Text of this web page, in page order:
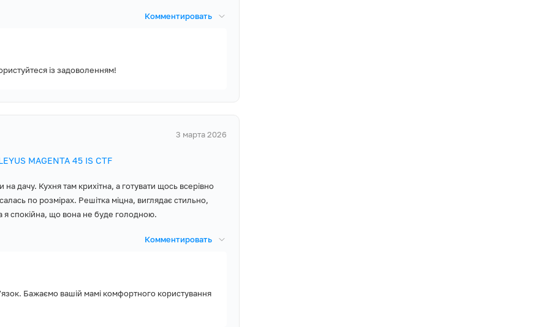
Комментировать
із задоволенням!
3 марта 2026
MAGENTA 45 IS CTF
дачу. Кухня там крихітна, а готувати щось всерівно
по розмірах. Решітка міцна, виглядає стильно,
я спокійна, що вона не буде голодною.
Комментировать
Бажаємо вашій мамі комфортного користування